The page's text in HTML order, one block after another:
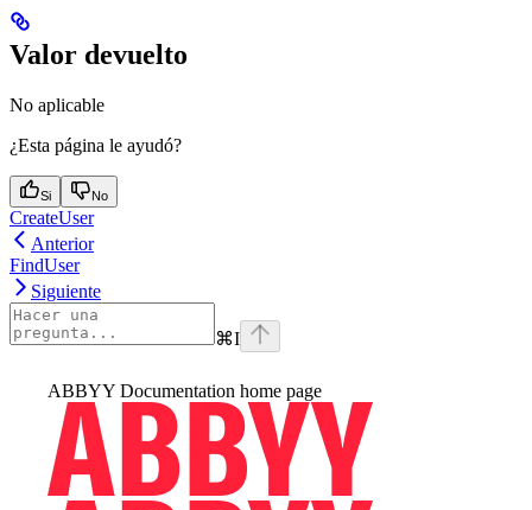
Valor devuelto
No aplicable
¿Esta página le ayudó?
Si No
CreateUser
Anterior
FindUser
Siguiente
⌘I
ABBYY Documentation home page